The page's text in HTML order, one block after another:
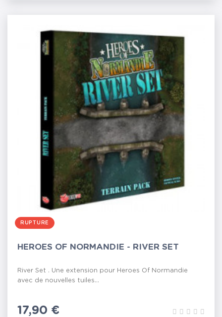
RUPTURE
HEROES OF NORMANDIE - RIVER SET
River Set . Une extension pour Heroes Of Normandie
avec de nouvelles tuiles...
Prix
17,90 €